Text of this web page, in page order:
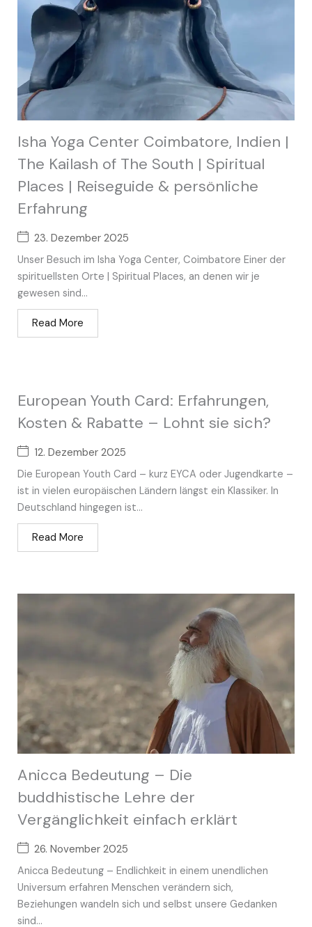
Isha Yoga Center Coimbatore, Indien |
The Kailash of The South | Spiritual
Places | Reiseguide & persönliche
Erfahrung
23. Dezember 2025
Unser Besuch im Isha Yoga Center, Coimbatore Einer der
spirituellsten Orte | Spiritual Places, an denen wir je
gewesen sind...
Read More
European Youth Card: Erfahrungen,
Kosten & Rabatte – Lohnt sie sich?
12. Dezember 2025
Die European Youth Card – kurz EYCA oder Jugendkarte –
ist in vielen europäischen Ländern längst ein Klassiker. In
Deutschland hingegen ist...
Read More
Anicca Bedeutung – Die
buddhistische Lehre der
Vergänglichkeit einfach erklärt
26. November 2025
Anicca Bedeutung – Endlichkeit in einem unendlichen
Universum erfahren Menschen verändern sich,
Beziehungen wandeln sich und selbst unsere Gedanken
sind...